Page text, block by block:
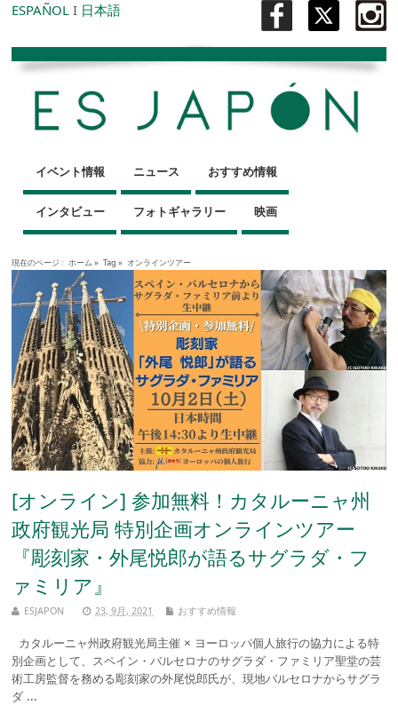
ESPAÑOL I 日本語
イベント情報 ニュース おすすめ情報
インタビュー フォトギャラリー 映画
現在のページ : ホーム » Tag » オンラインツアー
[オンライン] 参加無料！カタルーニャ州
政府観光局 特別企画オンラインツアー
『彫刻家・外尾悦郎が語るサグラダ・フ
ァミリア』
ESJAPON 23, 9月, 2021 おすすめ情報
カタルーニャ州政府観光局主催 × ヨーロッパ個人旅行の協力による特
別企画として、スペイン・バルセロナのサグラダ・ファミリア聖堂の芸
術工房監督を務める彫刻家の外尾悦郎氏が、現地バルセロナからサグラ
ダ ...